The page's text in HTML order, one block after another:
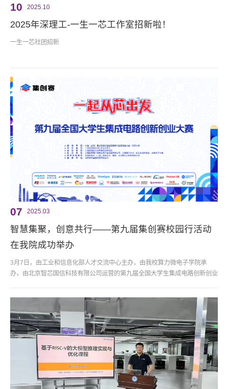
10 2025.10
2025年深理工-一生一芯工作室招新啦！
一生一芯社团招新
07 2025.03
智慧集聚，创意共行——第九届集创赛校园行活动
在我院成功举办
3月7日，由工业和信息化部人才交流中心主办，由我校算力微电子学院承
办，由北京智芯国信科技有限公司运营的第九届全国大学生集成电路创新创业
单的集成电路专业赛事。大赛汇聚行业顶尖产学资源，深化人才培养与产业合
作，为我国集成电路产业的蓬勃发展注入强劲动力。